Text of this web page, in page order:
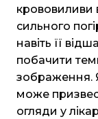
крововиливи
сильного
навіть її
побачити
зображення.
може
огляди у